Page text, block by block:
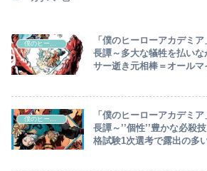
僕のヒーローアカデミア
「僕のヒーローアカデミ
長譚～多大な犠牲を払い
サー逝き元相棒＝オール
僕のヒーローアカデミア
「僕のヒーローアカデミ
長譚～’’個性’’豊かな必殺
格試験1次選考で露出の多